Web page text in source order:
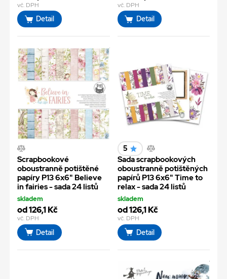
vč. DPH
Detail
vč. DPH
Detail
Scrapbookové
oboustranně potištěné
papíry P13 6x6" Believe
in fairies - sada 24 listů
skladem
od 126,1 Kč
vč. DPH
Detail
5
Sada scrapbookových
oboustranně potištěných
papírů P13 6x6" Time to
relax - sada 24 listů
skladem
od 126,1 Kč
vč. DPH
Detail